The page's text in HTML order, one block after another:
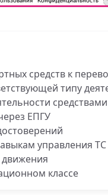
средств к
типу
ЕПГУ
управления ТС
движения
классе